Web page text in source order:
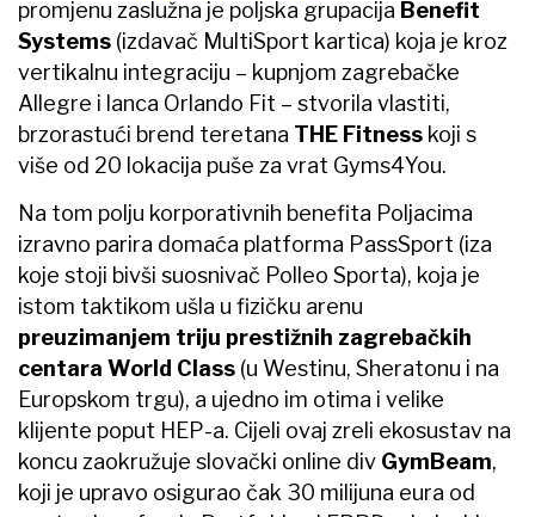
promjenu zaslužna je poljska grupacija Benefit
Systems (izdavač MultiSport kartica) koja je kroz
vertikalnu integraciju – kupnjom zagrebačke
Allegre i lanca Orlando Fit – stvorila vlastiti,
brzorastući brend teretana THE Fitness koji s
više od 20 lokacija puše za vrat Gyms4You.
Na tom polju korporativnih benefita Poljacima
izravno parira domaća platforma PassSport (iza
koje stoji bivši suosnivač Polleo Sporta), koja je
istom taktikom ušla u fizičku arenu
preuzimanjem triju prestižnih zagrebačkih
centara World Class (u Westinu, Sheratonu i na
Europskom trgu), a ujedno im otima i velike
klijente poput HEP-a. Cijeli ovaj zreli ekosustav na
koncu zaokružuje slovački online div GymBeam,
koji je upravo osigurao čak 30 milijuna eura od